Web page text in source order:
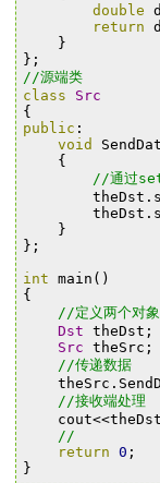
double
return
}
};
//源端类
class
Src
{
public :
void
{
//通过set
theDst .
theDst .
}
};
int main ()
{
//定义两个对象
Dst theDst ;
Src theSrc ;
//传递数据
theSrc .
//接收端处理
cout<<theDst
//
return 0 ;
}